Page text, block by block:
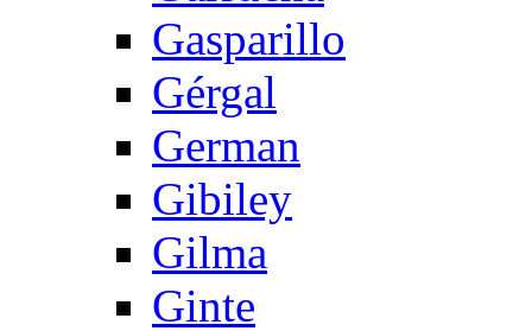
Gasparillo
Gérgal
German
Gibiley
Gilma
Ginte